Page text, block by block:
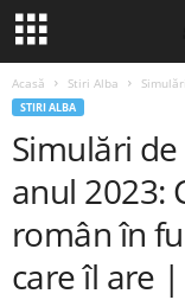
Acasă Stiri Alba
STIRI ALBA
Simulări
anul 2023:
român în
care îl are